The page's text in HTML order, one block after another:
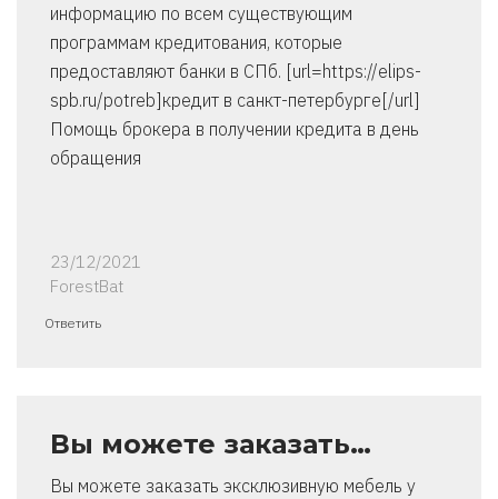
информацию по всем существующим
программам кредитования, которые
предоставляют банки в СПб. [url=https://elips-
spb.ru/potreb]кредит в санкт-петербурге[/url]
Помощь брокера в получении кредита в день
обращения
23/12/2021
ForestBat
Ответить
Вы можете заказать…
Вы можете заказать эксклюзивную мебель у